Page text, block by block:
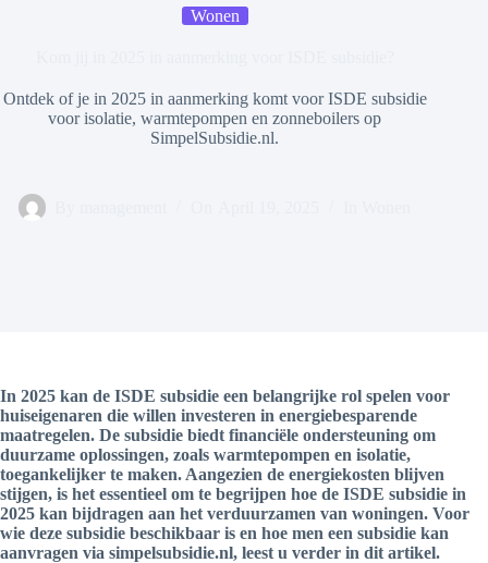
Wonen
Ontdek of je in 2025 in aanmerking komt voor ISDE subsidie
voor isolatie, warmtepompen en zonneboilers op
SimpelSubsidie.nl.
In 2025 kan de ISDE subsidie een belangrijke rol spelen voor
huiseigenaren die willen investeren in energiebesparende
maatregelen. De subsidie biedt financiële ondersteuning om
duurzame oplossingen, zoals warmtepompen en isolatie,
toegankelijker te maken. Aangezien de energiekosten blijven
stijgen, is het essentieel om te begrijpen hoe de ISDE subsidie in
2025 kan bijdragen aan het verduurzamen van woningen. Voor
wie deze subsidie beschikbaar is en hoe men een subsidie kan
aanvragen via simpelsubsidie.nl, leest u verder in dit artikel.